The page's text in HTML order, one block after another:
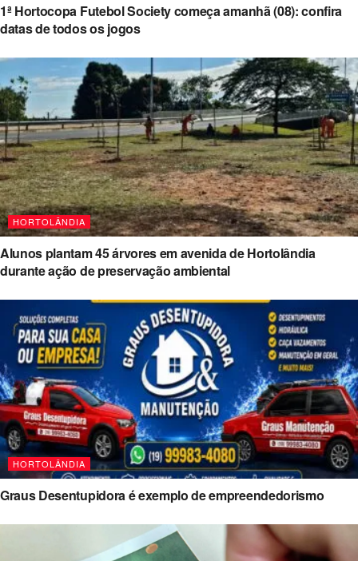
1ª Hortocopa Futebol Society começa amanhã (08): confira
datas de todos os jogos
HORTOLÂNDIA
Alunos plantam 45 árvores em avenida de Hortolândia
durante ação de preservação ambiental
HORTOLÂNDIA
Graus Desentupidora é exemplo de empreendedorismo